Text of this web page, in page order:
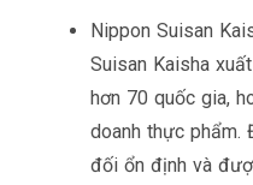
Nippon Suisan
Suisan Kaisha
hơn 70 quốc gia,
doanh thực phẩm.
đối ổn định và